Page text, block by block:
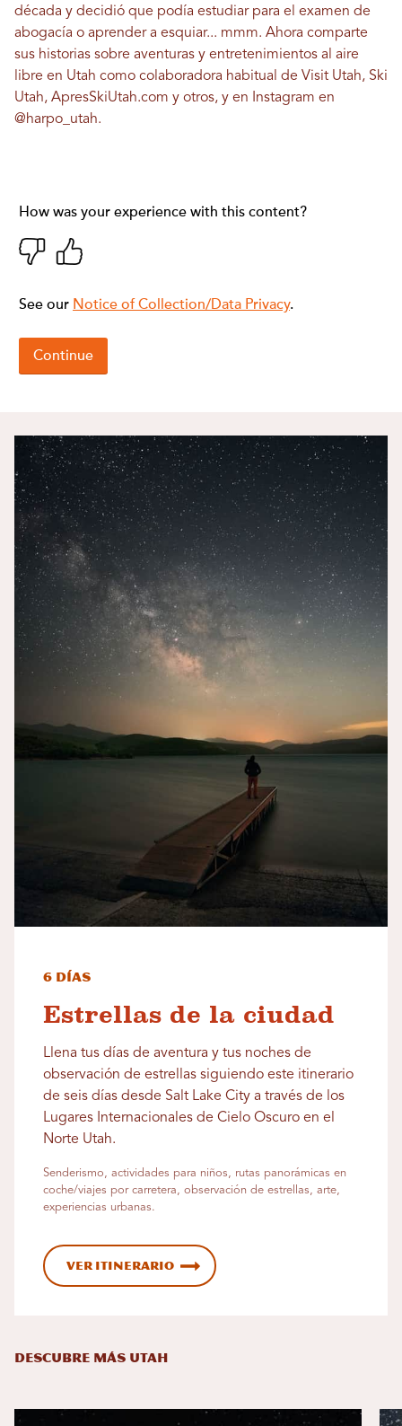
década y decidió que podía estudiar para el examen de
abogacía o aprender a esquiar... mmm. Ahora comparte
sus historias sobre aventuras y entretenimientos al aire
libre en Utah como colaboradora habitual de Visit Utah, Ski
Utah, ApresSkiUtah.com y otros, y en Instagram en
@harpo_utah.
6 días
Estrellas de la ciudad
Llena tus días de aventura y tus noches de
observación de estrellas siguiendo este itinerario
de seis días desde Salt Lake City a través de los
Lugares Internacionales de Cielo Oscuro en el
Norte Utah.
Senderismo, actividades para niños, rutas panorámicas en
coche/viajes por carretera, observación de estrellas, arte,
experiencias urbanas.
Ver itinerario
DESCUBRE MÁS UTAH